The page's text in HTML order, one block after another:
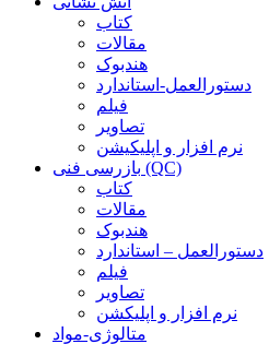
کتاب
مقالات
هندبوک
دستورالعمل-استاندارد
فیلم
تصاویر
نرم افزار و اپلیکیشن
بازرسی فنی (QC)
کتاب
مقالات
هندبوک
دستورالعمل – استاندارد
فیلم
تصاویر
نرم افزار و اپلیکشن
متالوژی-مواد